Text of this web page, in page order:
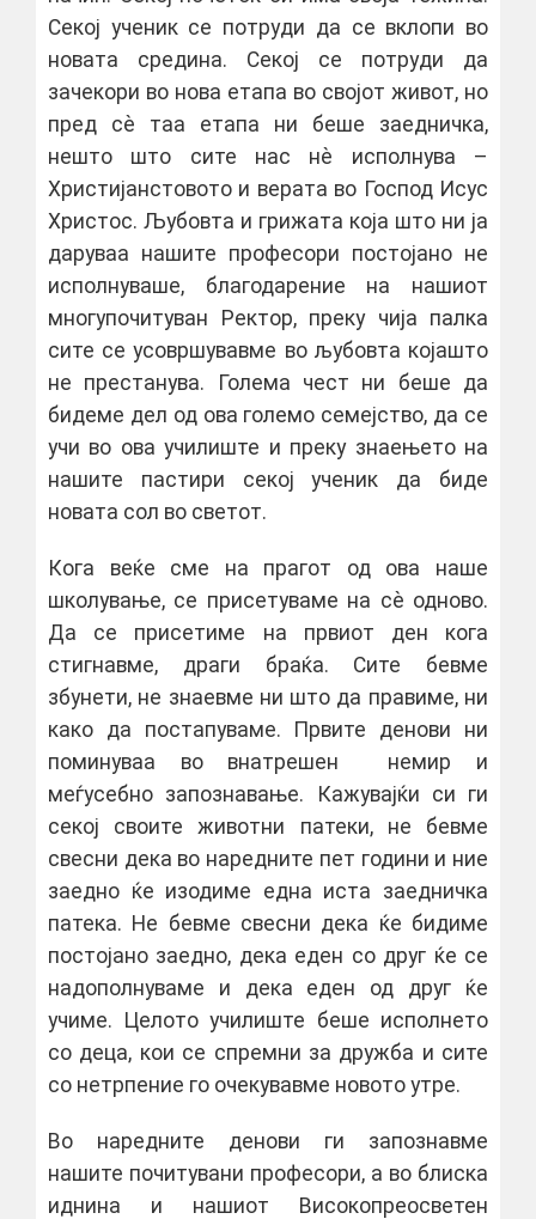
Секој ученик се потруди да се вклопи во
новата средина. Секој се потруди да
зачекори во нова етапа во својот живот, но
пред сѐ таа етапа ни беше заедничка,
нешто што сите нас нѐ исполнува –
Христијанстовото и верата во Господ Исус
Христос. Љубовта и грижата која што ни ја
даруваа нашите професори постојано не
исполнуваше, благодарение на нашиот
многупочитуван Ректор, преку чија палка
сите се усовршувавме во љубовта којашто
не престанува. Голема чест ни беше да
бидеме дел од ова големо семејство, да се
учи во ова училиште и преку знаењето на
нашите пастири секој ученик да биде
новата сол во светот.
Кога веќе сме на прагот од ова наше
школување, се присетуваме на сѐ одново.
Да се присетиме на првиот ден кога
стигнавме, драги браќа. Сите бевме
збунети, не знаевме ни што да правиме, ни
како да постапуваме. Првите денови ни
поминуваа во внатрешен немир и
меѓусебно запознавање. Кажувајќи си ги
секој своите животни патеки, не бевме
свесни дека во наредните пет години и ние
заедно ќе изодиме една иста заедничка
патека. Не бевме свесни дека ќе бидиме
постојано заедно, дека еден со друг ќе се
надополнуваме и дека еден од друг ќе
учиме. Целото училиште беше исполнето
со деца, кои се спремни за дружба и сите
со нетрпение го очекувавме новото утре.
Во наредните денови ги запознавме
нашите почитувани професори, а во блиска
иднина и нашиот Високопреосветен